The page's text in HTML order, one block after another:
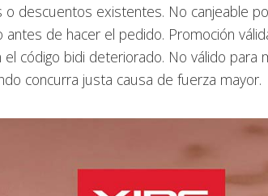
descuentos existentes. No canjeable
de hacer el pedido. Promoción
código bidi deteriorado. No válido para
concurra justa causa de fuerza mayor.